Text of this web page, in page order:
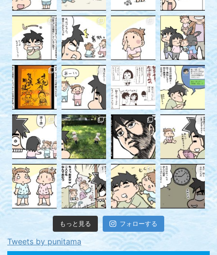
もっと見る フォローする
Tweets by punitama